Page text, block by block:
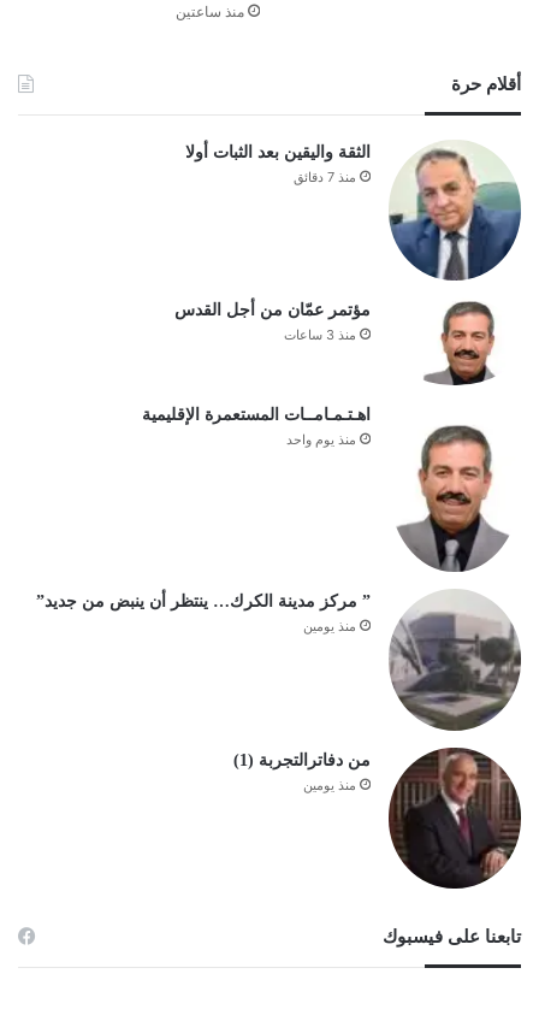
منذ ساعتين
أقلام حرة
الثقة واليقين بعد الثبات أولا
منذ 7 دقائق
مؤتمر عمّان من أجل القدس
منذ 3 ساعات
اهـتـمـامــات المستعمرة الإقليمية
منذ يوم واحد
” مركز مدينة الكرك… ينتظر أن ينبض من جديد”
منذ يومين
من دفاترالتجربة (1)
منذ يومين
تابعنا على فيسبوك